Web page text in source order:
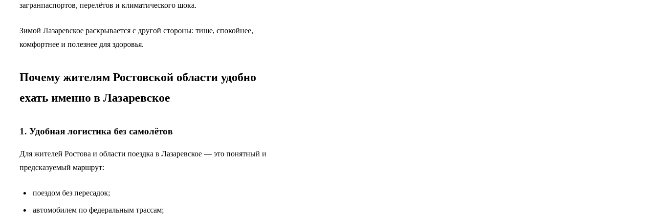
загранпаспортов, перелётов и климатического шока.
Зимой Лазаревское раскрывается с другой стороны: тише, спокойнее,
комфортнее и полезнее для здоровья.
Почему жителям Ростовской области удобно
ехать именно в Лазаревское
1. Удобная логистика без самолётов
Для жителей Ростова и области поездка в Лазаревское — это понятный и
предсказуемый маршрут:
поездом без пересадок;
автомобилем по федеральным трассам;